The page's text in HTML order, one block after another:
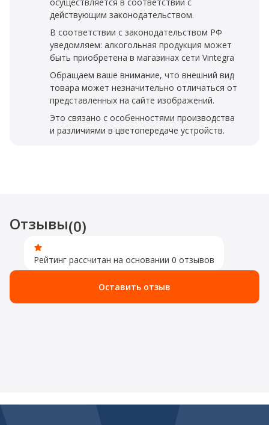
действующим законодательством.
В соответствии с законодательством РФ
уведомляем: алкогольная продукция может
быть приобретена в магазинах сети Vintegra
Обращаем ваше внимание, что внешний вид
товара может незначительно отличаться от
представленных на сайте изображений.
Это связано с особенностями производства
и различиями в цветопередаче устройств.
Отзывы(0)
Рейтинг рассчитан на основании 0 отзывов
Оставить отзыв